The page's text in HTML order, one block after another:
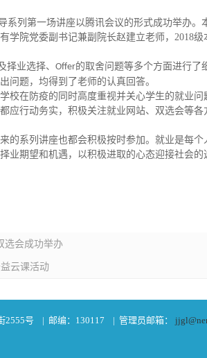
系列第一场讲座以腾讯会议的形式成功举办
院党委副书记兼副院长赵建立老师，2018级
择业选择、 Offer的取舍问题等多个方面进行了
问题，均得到了老师的认真回答。
校在防疫的同时高度重视并关心学生的就业
应行动务实，积极关注就业网站、双选会等
的系列讲座也都会积极按时参加。就业是每
期望和机遇，以积极进取的心态迎接社会的
选会成功举办
云课活动
2555号 | 邮编：130117 | 管理员邮箱：